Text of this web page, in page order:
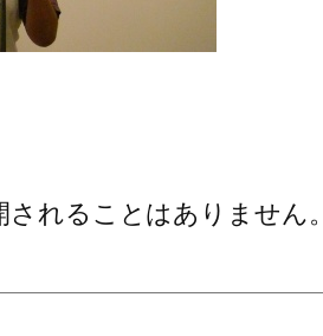
れることはありません。